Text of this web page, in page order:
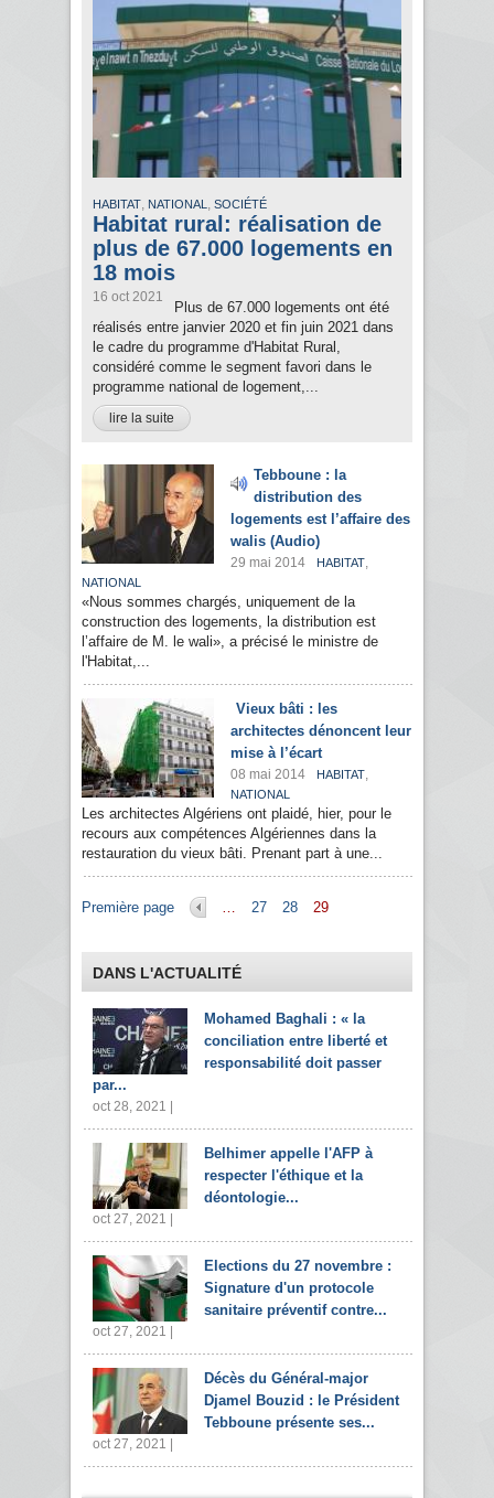
HABITAT, NATIONAL , SOCIÉTÉ
Habitat rural: réalisation de
plus de 67.000 logements en
18 mois
16 oct 2021
Plus de 67.000 logements ont été
réalisés entre janvier 2020 et fin juin 2021 dans
le cadre du programme d'Habitat Rural,
considéré comme le segment favori dans le
programme national de logement,...
lire la suite
Tebboune : la
distribution des
logements est l’affaire des
walis (Audio)
29 mai 2014 HABITAT,
NATIONAL
«Nous sommes chargés, uniquement de la
construction des logements, la distribution est
l’affaire de M. le wali», a précisé le ministre de
l'Habitat,...
Vieux bâti : les
architectes dénoncent leur
mise à l’écart
08 mai 2014 HABITAT,
NATIONAL
Les architectes Algériens ont plaidé, hier, pour le
recours aux compétences Algériennes dans la
restauration du vieux bâti. Prenant part à une...
Pages
Première page … 27 28 29
DANS L'ACTUALITÉ
Mohamed Baghali : « la
conciliation entre liberté et
responsabilité doit passer
par...
oct 28, 2021 |
Belhimer appelle l'AFP à
respecter l'éthique et la
déontologie...
oct 27, 2021 |
Elections du 27 novembre :
Signature d'un protocole
sanitaire préventif contre...
oct 27, 2021 |
Décès du Général-major
Djamel Bouzid : le Président
Tebboune présente ses...
oct 27, 2021 |